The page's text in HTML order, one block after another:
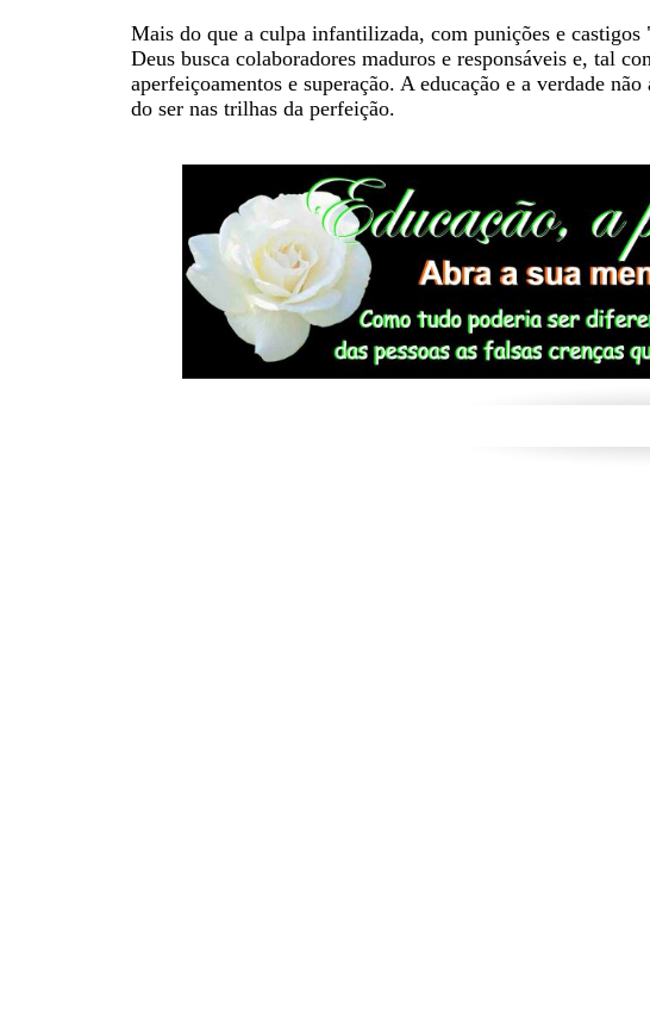
Mais do que a culpa infantilizada, com punições e
Deus busca colaboradores maduros e responsáveis e, tal
aperfeiçoamentos e superação. A educação e a verdade
do ser nas trilhas da perfeição.